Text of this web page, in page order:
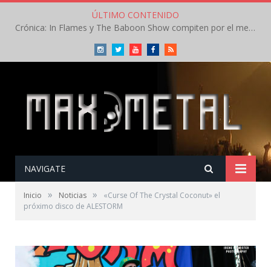
ÚLTIMO CONTENIDO
Crónica: In Flames y The Baboon Show compiten por el mejor concierto del día en el Leyendas del Rock – Viernes – Agosto 2026
InstagramTwitterYoutubeFacebookRSS
NAVIGATE
Inicio » Noticias »
«Curse Of The Crystal Coconut» el
próximo disco de ALESTORM